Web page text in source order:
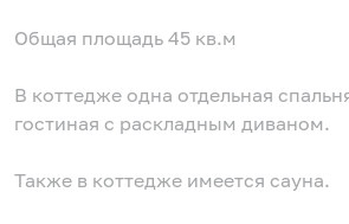
Общая площадь 45 кв.м
В коттедже одна отдельная
гостиная с раскладным диваном.
Также в коттедже имеется сауна.